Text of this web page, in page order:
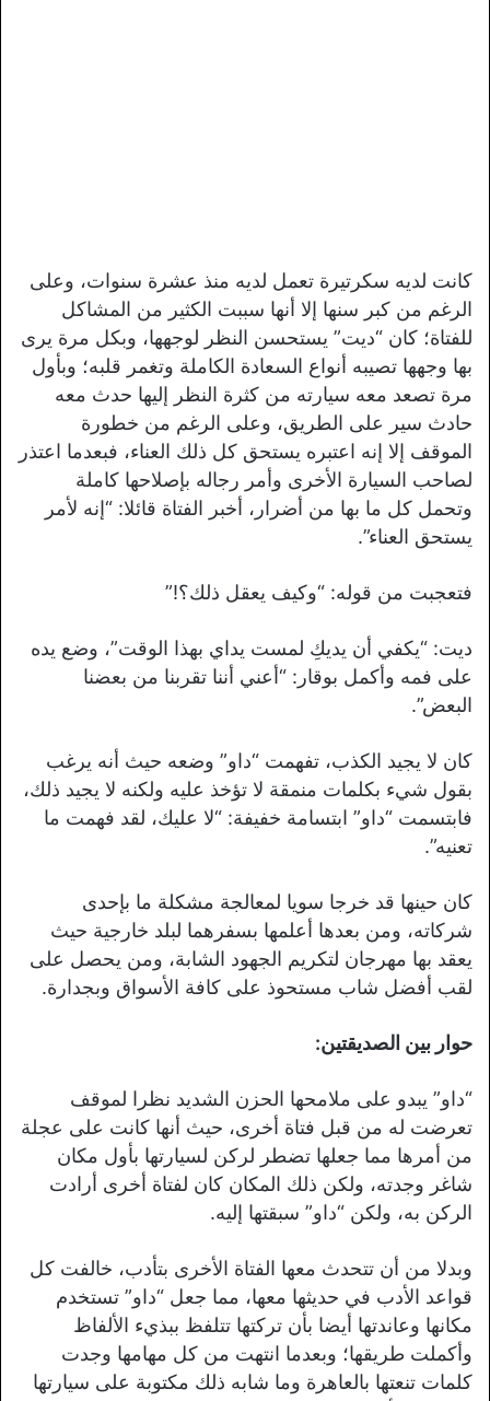
كانت لديه سكرتيرة تعمل لديه منذ عشرة سنوات، وعلى
الرغم من كبر سنها إلا أنها سببت الكثير من المشاكل
للفتاة؛ كان “ديت” يستحسن النظر لوجهها، وبكل مرة يرى
بها وجهها تصيبه أنواع السعادة الكاملة وتغمر قلبه؛ وبأول
مرة تصعد معه سيارته من كثرة النظر إليها حدث معه
حادث سير على الطريق، وعلى الرغم من خطورة
الموقف إلا إنه اعتبره يستحق كل ذلك العناء، فبعدما اعتذر
لصاحب السيارة الأخرى وأمر رجاله بإصلاحها كاملة
وتحمل كل ما بها من أضرار، أخبر الفتاة قائلا: “إنه لأمر
يستحق العناء”.
فتعجبت من قوله: “وكيف يعقل ذلك؟!”
ديت: “يكفي أن يديكِ لمست يداي بهذا الوقت”، وضع يده
على فمه وأكمل بوقار: “أعني أننا تقربنا من بعضنا
البعض”.
كان لا يجيد الكذب، تفهمت “داو” وضعه حيث أنه يرغب
بقول شيء بكلمات منمقة لا تؤخذ عليه ولكنه لا يجيد ذلك،
فابتسمت “داو” ابتسامة خفيفة: “لا عليك، لقد فهمت ما
تعنيه”.
كان حينها قد خرجا سويا لمعالجة مشكلة ما بإحدى
شركاته، ومن بعدها أعلمها بسفرهما لبلد خارجية حيث
يعقد بها مهرجان لتكريم الجهود الشابة، ومن يحصل على
لقب أفضل شاب مستحوذ على كافة الأسواق وبجدارة.
حوار بين الصديقتين:
“داو” يبدو على ملامحها الحزن الشديد نظرا لموقف
تعرضت له من قبل فتاة أخرى، حيث أنها كانت على عجلة
من أمرها مما جعلها تضطر لركن لسيارتها بأول مكان
شاغر وجدته، ولكن ذلك المكان كان لفتاة أخرى أرادت
الركن به، ولكن “داو” سبقتها إليه.
وبدلا من أن تتحدث معها الفتاة الأخرى بتأدب، خالفت كل
قواعد الأدب في حديثها معها، مما جعل “داو” تستخدم
مكانها وعاندتها أيضا بأن تركتها تتلفظ ببذيء الألفاظ
وأكملت طريقها؛ وبعدما انتهت من كل مهامها وجدت
كلمات تنعتها بالعاهرة وما شابه ذلك مكتوبة على سيارتها